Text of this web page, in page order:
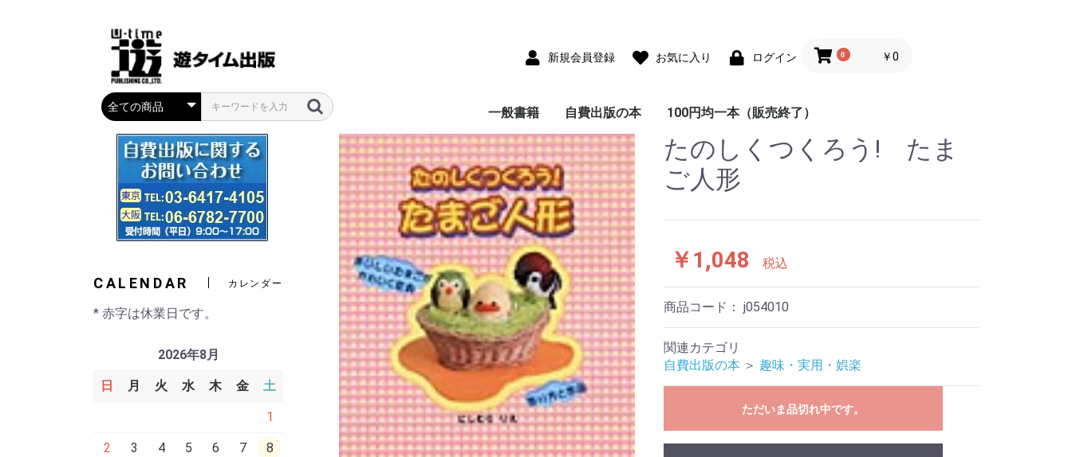
新規会員登録 お気に入り ログイン 0 ￥0
一般書籍
児童書(童話・絵本・
紙芝居)
雑貨付き書籍
小説・フィクション
写真集
サブカルチャー
教育・思想・科学・哲
学
エッセイ・ノンフィク
ション
ビジネス
ガイド・紀行・歴史
趣味・実用・娯楽
画集・美術・工芸
自費出版の本
画集
ポストカードコレクシ
ョン
CD-ROM
児童書(童話・絵本・
紙芝居)
エッセイ・ノンフィク
ション
小説・フィクション
教育・思想・科学・哲
学
ビジネス
ガイド・紀行・歴史
趣味・実用・娯楽
写真集
100円均一本（販売終了）
大人のための100円均一
本
ポケットカラーブック
趣味
辞典
地図
脳のトレーニング
練習帳
子供のための100円均一
本
英会話
しかけ絵本
童話
工作
学習ドリル
あそび
もじ練習帳
CALENDAR カレンダー
* 赤字は休業日です。
2026年8月
日 月 火 水 木 金 土
1
2 3 4 5 6 7 8
たのしくつくろう! たま
ご人形
￥1,048 税込
商品コード： j054010
関連カテゴリ
自費出版の本 ＞ 趣味・実用・娯楽
ただいま品切れ中です。